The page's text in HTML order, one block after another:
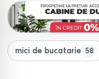
mici de bucatarie 58